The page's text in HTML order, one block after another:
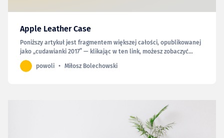
Apple Leather Case
Poniższy artykuł jest fragmentem większej całości, opublikowanej
jako „cudawianki 2017” — klikając w ten link, możesz zobaczyć
całość. Jako że iPhone 7 jest moim pierwszym telefonem tej
wielkości i tego projektu (tj. z zaokrąglonymi bocznymi
powoli Miłosz Bolechowski